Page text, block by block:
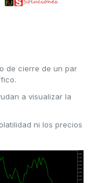
de cierre de un par
a visualizar la
ni los precios